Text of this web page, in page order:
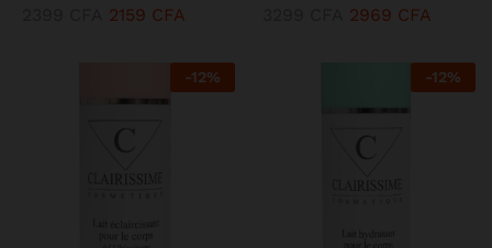
2159 CFA 2969 CFA
-12% -12%